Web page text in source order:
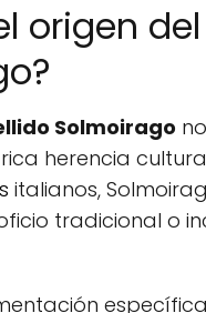
origen
Solmoirago
herencia
italianos,
tradicional o